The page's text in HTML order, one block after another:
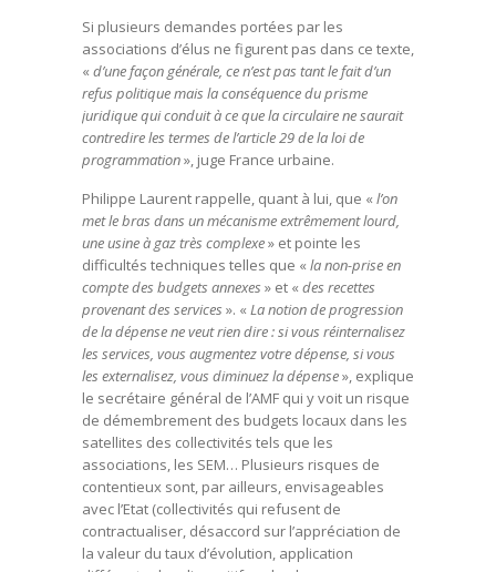
Si plusieurs demandes portées par les
associations d’élus ne figurent pas dans ce texte,
« d’une façon générale, ce n’est pas tant le fait d’un
refus politique mais la conséquence du prisme
juridique qui conduit à ce que la circulaire ne saurait
contredire les termes de l’article 29 de la loi de
programmation», juge France urbaine.
Philippe Laurent rappelle, quant à lui, que « l’on
met le bras dans un mécanisme extrêmement lourd,
une usine à gaz très complexe» et pointe les
difficultés techniques telles que « la non-prise en
compte des budgets annexes » et « des recettes
provenant des services ». « La notion de progression
de la dépense ne veut rien dire : si vous réinternalisez
les services, vous augmentez votre dépense, si vous
les externalisez, vous diminuez la dépense», explique
le secrétaire général de l’AMF qui y voit un risque
de démembrement des budgets locaux dans les
satellites des collectivités tels que les
associations, les SEM… Plusieurs risques de
contentieux sont, par ailleurs, envisageables
avec l’Etat (collectivités qui refusent de
contractualiser, désaccord sur l’appréciation de
la valeur du taux d’évolution, application